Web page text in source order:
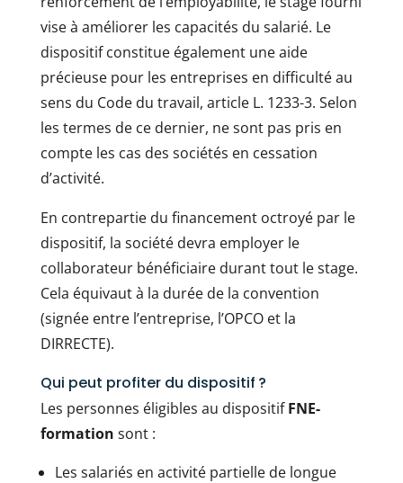
vise à améliorer les capacités du salarié. Le
dispositif constitue également une aide
précieuse pour les entreprises en difficulté au
sens du Code du travail, article L. 1233-3. Selon
les termes de ce dernier, ne sont pas pris en
compte les cas des sociétés en cessation
d’activité.
En contrepartie du financement octroyé par le
dispositif, la société devra employer le
collaborateur bénéficiaire durant tout le stage.
Cela équivaut à la durée de la convention
(signée entre l’entreprise, l’OPCO et la
DIRRECTE).
Qui peut profiter du dispositif ?
Les personnes éligibles au dispositifFNE-
formation sont :
Les salariés en activité partielle de longue